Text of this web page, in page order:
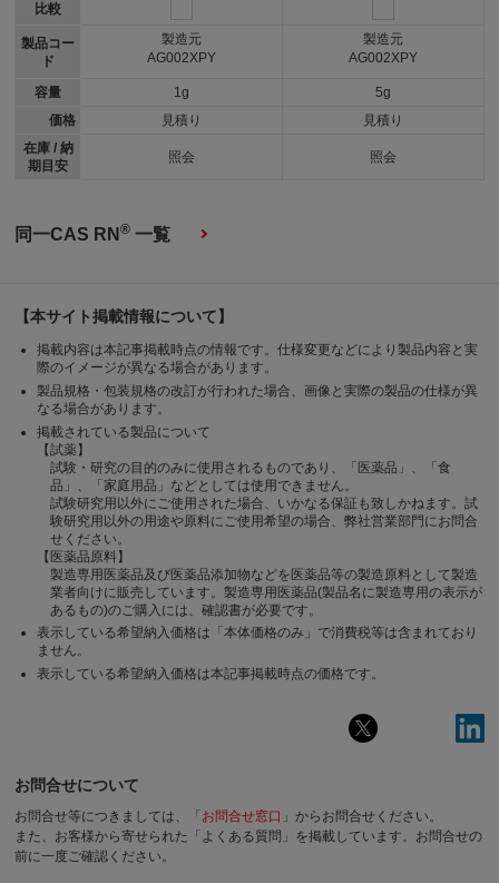
比較
製品コー
ド
容量
価格
在庫 / 納
期目安
製造元
AG002XPY
1g
見積り
照会
製造元
AG002XPY
5g
見積り
照会
同一CAS RN® 一覧
【本サイト掲載情報について】
掲載内容は本記事掲載時点の情報です。仕様変更などにより製品内容と実
際のイメージが異なる場合があります。
製品規格・包装規格の改訂が行われた場合、画像と実際の製品の仕様が異
なる場合があります。
掲載されている製品について
【試薬】
試験・研究の目的のみに使用されるものであり、「医薬品」、「食
品」、「家庭用品」などとしては使用できません。
試験研究用以外にご使用された場合、いかなる保証も致しかねます。試
験研究用以外の用途や原料にご使用希望の場合、弊社営業部門にお問合
せください。
【医薬品原料】
製造専用医薬品及び医薬品添加物などを医薬品等の製造原料として製造
業者向けに販売しています。製造専用医薬品(製品名に製造専用の表示が
あるもの)のご購入には、確認書が必要です。
表示している希望納入価格は「本体価格のみ」で消費税等は含まれており
ません。
表示している希望納入価格は本記事掲載時点の価格です。
お問合せについて
お問合せ等につきましては、「 お問合せ窓口 」からお問合せください。
また、お客様から寄せられた「よくある質問」を掲載しています。お問合せの
前に一度ご確認ください。